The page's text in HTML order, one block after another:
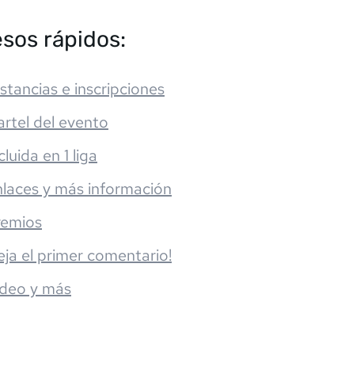
rápidos:
e inscripciones
del evento
en 1 liga
y más información
el primer comentario!
y más